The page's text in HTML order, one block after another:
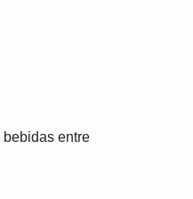
entre